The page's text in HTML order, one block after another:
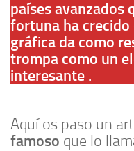
países avanzados
fortuna ha crecido
gráfica da como
trompa como un
interesante .
Aquí os paso un
famoso que lo